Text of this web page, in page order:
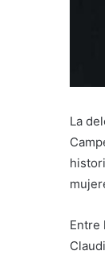
La
Entre